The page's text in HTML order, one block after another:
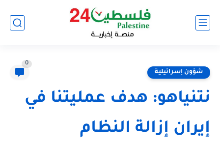
شؤون إسرائيلية
0
نتنياهو: هدف عمليتنا في
إيران إزالة النظام